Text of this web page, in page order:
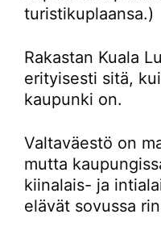
turistikuplaansa.)
Rakastan Kuala
erityisesti sitä,
kaupunki on.
Valtaväestö on
mutta
kiinalais- ja
elävät sovussa